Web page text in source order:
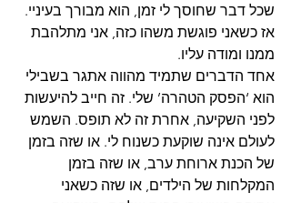
שכל דבר שחוסך לי זמן, הוא מבורך בעיניי.
אז כשאני פוגשת משהו כזה, אני מתלהבת
ממנו ומודה עליו.
אחד הדברים שתמיד מהווה אתגר בשבילי
הוא ‘הפסק הטהרה’ שלי. זה חייב להיעשות
לפני השקיעה, אחרת זה לא תופס. השמש
לעולם אינה שוקעת כשנוח לי. או שזה בזמן
של הכנת ארוחת ערב, או שזה בזמן
המקלחות של הילדים, או שזה כשאני